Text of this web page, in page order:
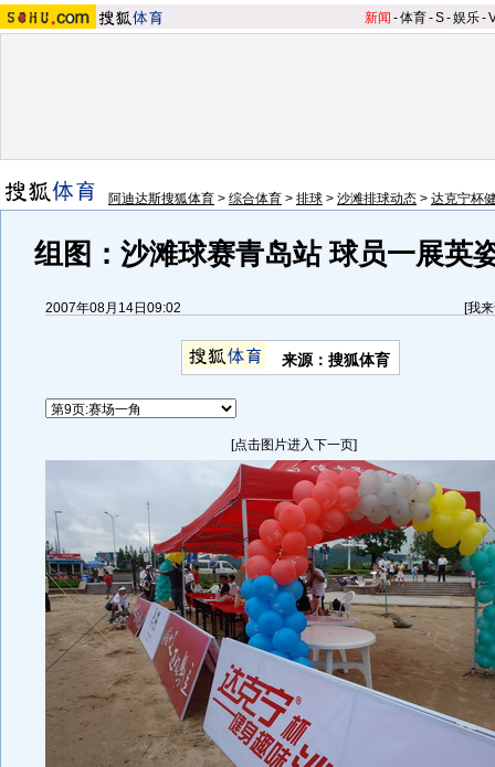
新闻 -体育-S-娱乐-
阿迪达斯搜狐体育 > 综合体育 > 排球 > 沙滩排球动态 > 达克宁杯
组图：沙滩球赛青岛站 球员一展英
2007年08月14日09:02 [我
来源：搜狐体育
[点击图片进入下一页]